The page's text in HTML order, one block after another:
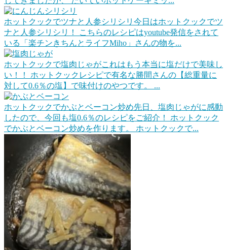
ホットクックでツナと人参シリシリ 今日はホットクックでツ
ナと人参シリシリ！ こちらのレシピはyoutube発信をされて
いる「楽チンきちんとライフMiho」さんの物を...
ホットクックで塩肉じゃがこれはもう本当に塩だけで美味し
い！！ ホットクックレシピで有名な勝間さんの【総重量に
対して0.6％の塩】で味付けのやつです。 ...
ホットクックでかぶとベーコン炒め先日、塩肉じゃがに感動
したので、今回も塩0.6％のレシピをご紹介！ ホットクック
でかぶとベーコン炒めを作ります。 ホットクックで...